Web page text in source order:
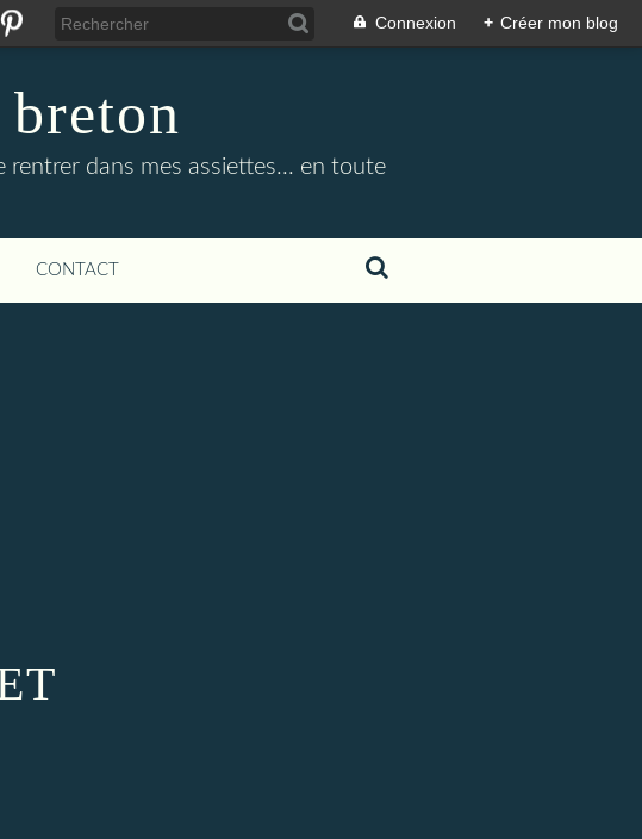
Connexion + Créer mon blog
dans mes assiettes... en toute
CONTACT